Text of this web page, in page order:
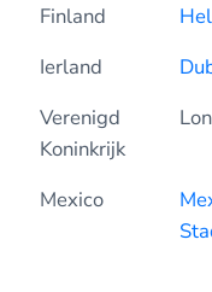
Finland
Ierland
Verenigd
Koninkrijk
Mexico